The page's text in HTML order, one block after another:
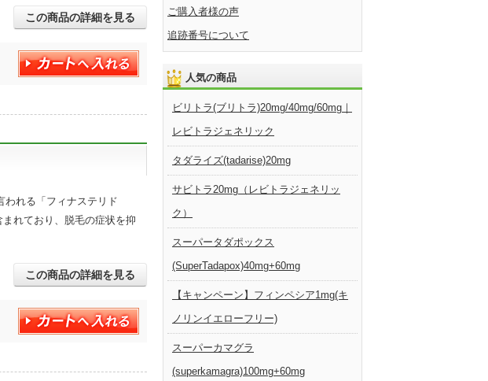
この商品の詳細を見る
われる「フィナステリド
れており、脱毛の症状を抑
この商品の詳細を見る
ご購入者様の声
追跡番号について
人気の商品
ビリトラ(ブリトラ)20mg/40mg/60mg｜
レビトラジェネリック
タダライズ(tadarise)20mg
サビトラ20mg（レビトラジェネリッ
ク）
スーパータダポックス
(SuperTadapox)40mg+60mg
【キャンペーン】フィンペシア1mg(キ
ノリンイエローフリー)
スーパーカマグラ
(superkamagra)100mg+60mg